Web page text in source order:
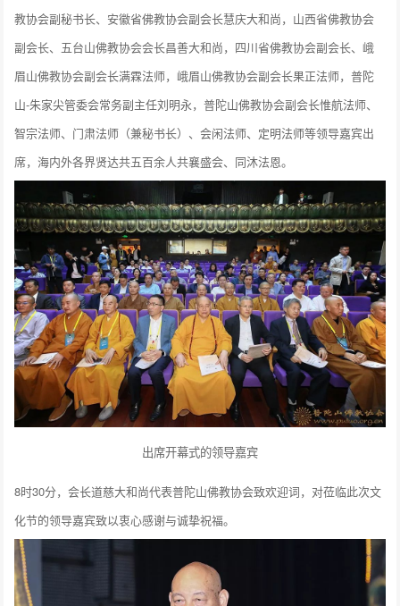
教协会副秘书长、安徽省佛教协会副会长慧庆大和尚，山西省佛教协会
副会长、五台山佛教协会会长昌善大和尚，四川省佛教协会副会长、峨
眉山佛教协会副会长满霖法师，峨眉山佛教协会副会长果正法师，普陀
山-朱家尖管委会常务副主任刘明永，普陀山佛教协会副会长惟航法师、
智宗法师、门肃法师（兼秘书长）、会闲法师、定明法师等领导嘉宾出
席，海内外各界贤达共五百余人共襄盛会、同沐法恩。
出席开幕式的领导嘉宾
8时30分，会长道慈大和尚代表普陀山佛教协会致欢迎词，对莅临此次文
化节的领导嘉宾致以衷心感谢与诚挚祝福。